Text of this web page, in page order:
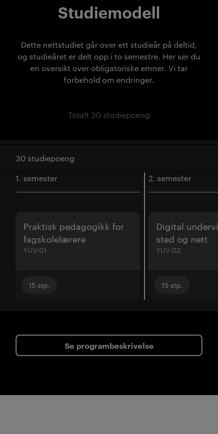
Studiemodell
Dette nettstudiet går over ett studieår på deltid,
og studieåret er delt opp i to semestre. Her ser du
en oversikt over obligatoriske emner. Vi tar
forbehold om endringer.
Totalt 30 studiepoeng
30 studiepoeng
1. semester
2. semester
Praktisk pedagogikk for
fagskolelærere
YUV-01
15 stp.
Digital
sted og nett
YUV-02
15 stp.
Se programbeskrivelse